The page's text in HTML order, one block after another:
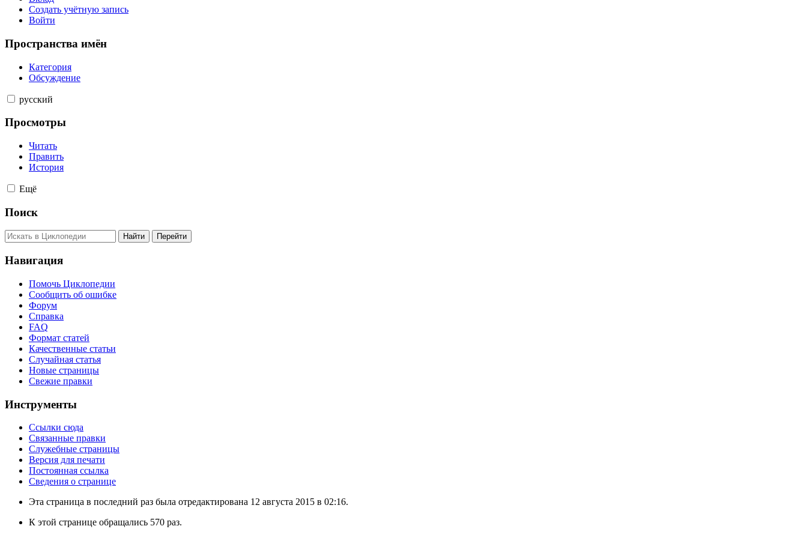
Создать учётную запись
Войти
Пространства имён
Категория
Обсуждение
русский
Просмотры
Читать
Править
История
Ещё
Поиск
Навигация
Помочь Циклопедии
Сообщить об ошибке
Форум
Справка
FAQ
Формат статей
Качественные статьи
Случайная статья
Новые страницы
Свежие правки
Инструменты
Ссылки сюда
Связанные правки
Служебные страницы
Версия для печати
Постоянная ссылка
Сведения о странице
Эта страница в последний раз была отредактирована 12 августа 2015 в 02:16.
К этой странице обращались 570 раз.